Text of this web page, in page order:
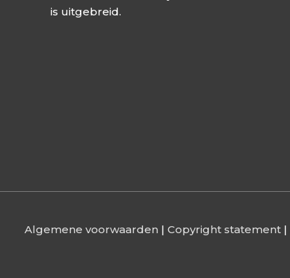
is uitgebreid.
Algemene voorwaarden | Copyright statement |